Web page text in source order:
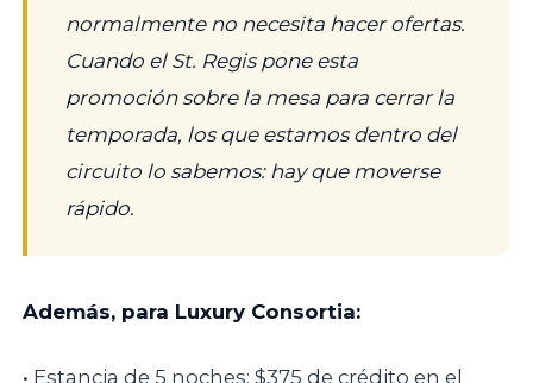
normalmente no necesita hacer ofertas.
Cuando el St. Regis pone esta
promoción sobre la mesa para cerrar la
temporada, los que estamos dentro del
circuito lo sabemos: hay que moverse
rápido.
Además, para Luxury Consortia:
• Estancia de 5 noches: $375 de crédito en el